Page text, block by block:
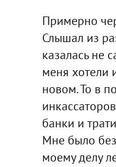
Примерно
Слышал из
казалась не
меня хотели
новом. То в
банки и
Мне было
моему делу